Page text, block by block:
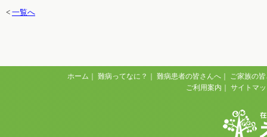
< 一覧へ
ホーム｜ 難病ってなに？｜ 難病患者の皆さんへ｜ ご家族の
ご利用案内｜ サイトマ